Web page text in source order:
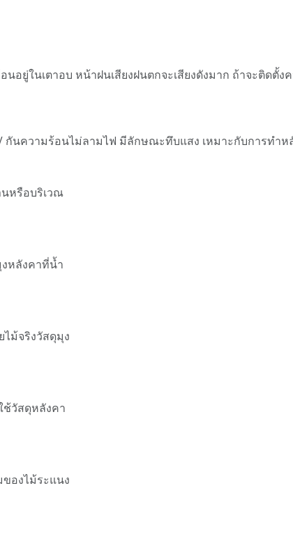
ยู่ในเตาอบ หน้าฝนเสียงฝนตกจะเสียงดังมาก ถ้าจะติดตั้ง
นความร้อนไม่ลามไฟ มีลักษณะทึบแสง เหมาะกับการทำห
หรือบริเวณ
หลังคาที่น้ำ
ม้จริงวัสดุมุง
ช้วัสดุหลังคา
องไม้ระแนง